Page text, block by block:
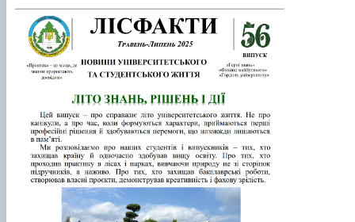
- 24.08.2022 р.), випускник 2011 року.
ПЕТРИЧЕНКО Віктор Михайлович
17.05.2022 р.), випускник 2011 року.
СЕРГА Петро Грирорович (18.06.1999 -
17.04.2024 р.), студент 2-го курсу 2024 рі…
СОЛОВЙОВ Сергій Олександрович
(08.06.1983 - 27.09.2022 р.), випускник 2017
року.
СОРОКА Олександр Григорович
03.07.2023 р.), випускник 2019 року.
СТЕПАНОВ Віталій Анатолійович
- 20.05.2022 р.), випускник 1999 року.
ТЕРЕЩЕНКО Ростислав Віталійович